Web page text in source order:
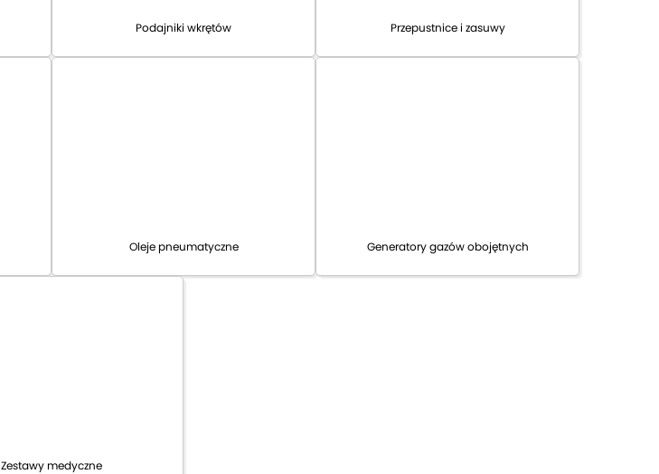
Podajniki wkrętów Przepustnice i zasuwy
Oleje pneumatyczne Generatory gazów obojętnych
Zestawy medyczne